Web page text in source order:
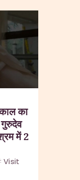
का
में 2
Visit